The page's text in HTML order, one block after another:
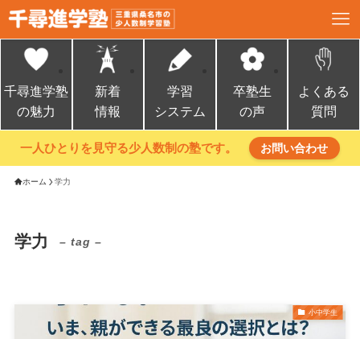
千尋進学塾
の魅力
新着
情報
学習
システム
卒塾生
の声
よくある
質問
一人ひとりを見守る少人数制の塾です。 お問い合わせ
ホーム 学力
学力 – tag –
小中学生